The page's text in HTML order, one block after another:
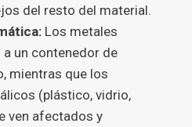
del resto del material.
Los metales
un contenedor de
mientras que los
(plástico, vidrio,
ven afectados y